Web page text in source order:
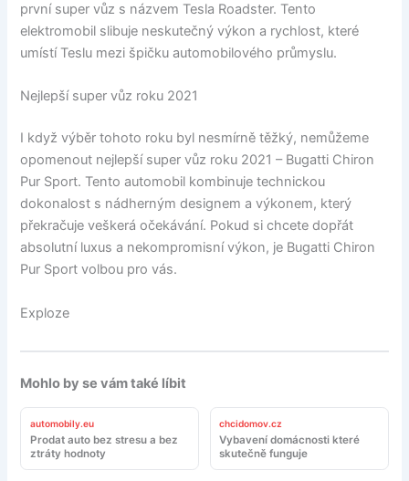
první super vůz s názvem Tesla Roadster. Tento
elektromobil slibuje neskutečný výkon a rychlost, které
umístí Teslu mezi špičku automobilového průmyslu.
Nejlepší super vůz roku 2021
I když výběr tohoto roku byl nesmírně těžký, nemůžeme
opomenout nejlepší super vůz roku 2021 – Bugatti Chiron
Pur Sport. Tento automobil kombinuje technickou
dokonalost s nádherným designem a výkonem, který
překračuje veškerá očekávání. Pokud si chcete dopřát
absolutní luxus a nekompromisní výkon, je Bugatti Chiron
Pur Sport volbou pro vás.
Exploze
Mohlo by se vám také líbit
automobily.eu
Prodat auto bez stresu a bez
ztráty hodnoty
chcidomov.cz
Vybavení domácnosti které
skutečně funguje